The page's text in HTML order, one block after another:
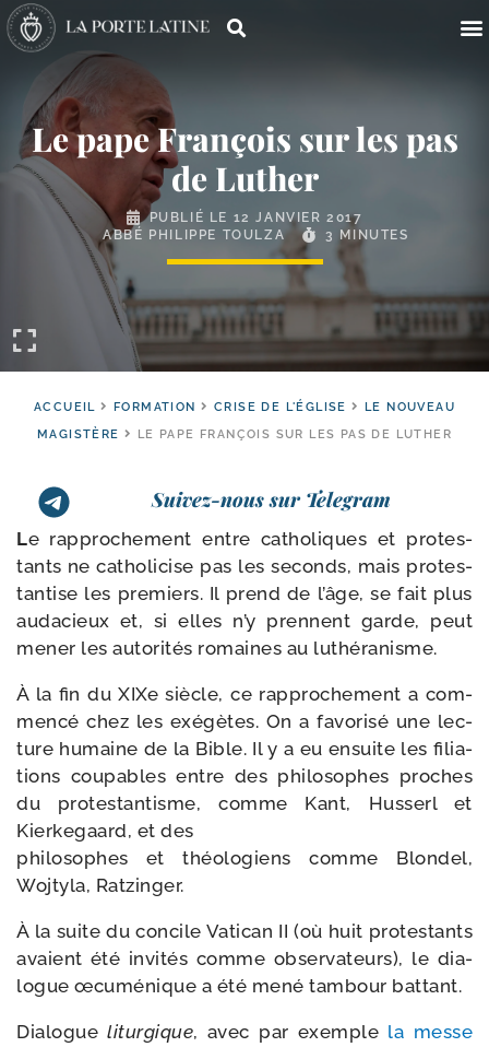
Le pape François sur les pas
de Luther
PUBLIÉ LE 12 JANVIER 2017
ABBÉ PHILIPPE TOULZA
3 MINUTES
ACCUEIL FORMATION CRISE DE L'ÉGLISE
LE NOUVEAU
MAGISTÈRE
LE PAPE FRANÇOIS SUR LES PAS DE LUTHER
Suivez-nous sur Telegram
Le rap­pro­che­ment entre catho­liques et pro­tes­
tants ne catho­li­cise pas les seconds, mais pro­tes­
tan­tise les pre­miers. Il prend de l’âge, se fait plus
auda­cieux et, si elles n’y prennent garde, peut
mener les auto­ri­tés romaines au luthéranisme.
À la fin du XIXe siècle, ce rap­pro­che­ment a com­
men­cé chez les exé­gètes. On a favo­ri­sé une lec­
ture humaine de la Bible. Il y a eu ensuite les filia­
tions cou­pables entre des phi­lo­sophes proches
du pro­tes­tan­tisme, comme Kant, Husserl et
Kierkegaard, et des
phi­lo­sophes et théo­lo­giens comme Blondel,
Wojtyla, Ratzinger.
À la suite du concile Vatican II (où huit pro­tes­tants
avaient été invi­tés comme obser­va­teurs), le dia­
logue œcu­mé­nique a été mené tam­bour battant.
Dialoguelitur­gique, avec par exemple la messe